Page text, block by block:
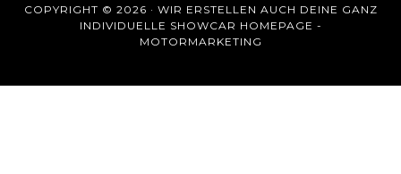
COPYRIGHT © 2026 · WIR ERSTELLEN AUCH DEINE GANZ
INDIVIDUELLE SHOWCAR HOMEPAGE -
MOTORMARKETING